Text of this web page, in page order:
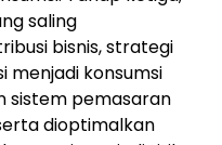
saling
bisnis, strategi
menjadi konsumsi
sistem pemasaran
dioptimalkan